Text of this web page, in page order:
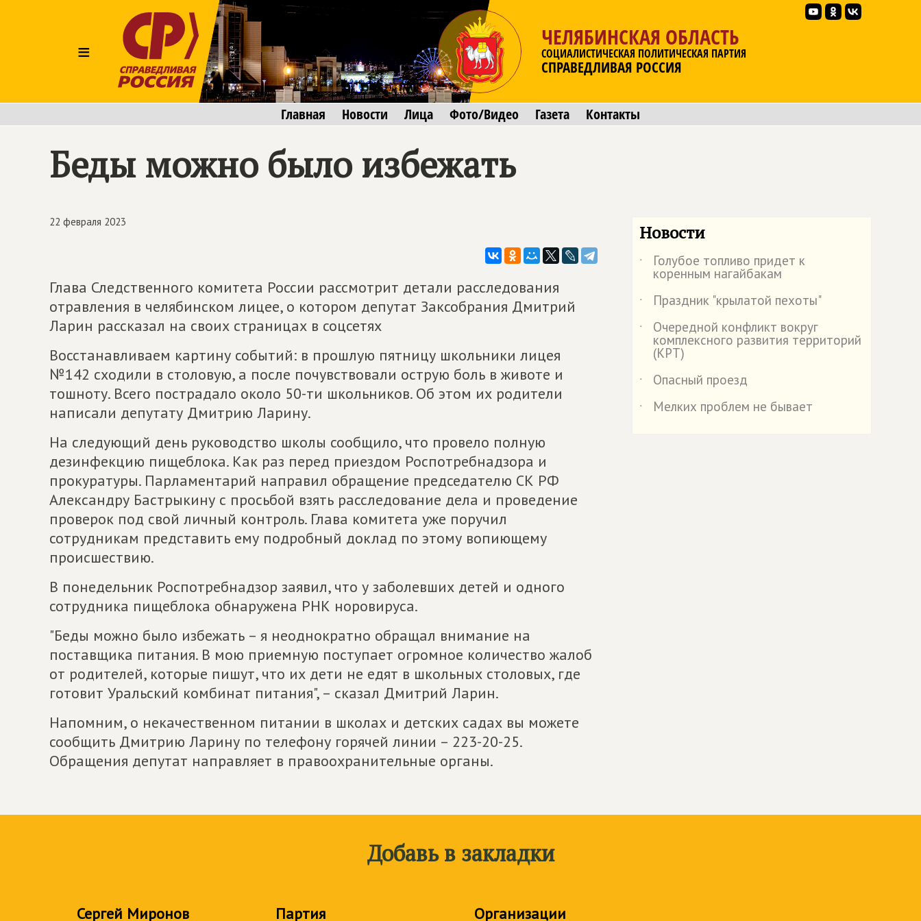
≡
ЧЕЛЯБИНСКАЯ ОБЛАСТЬ
СОЦИАЛИСТИЧЕСКАЯ ПОЛИТИЧЕСКАЯ ПАРТИЯ
СПРАВЕДЛИВАЯ РОССИЯ
Главная Новости Лица Фото/Видео Газета Контакты
Беды можно было избежать
22 февраля 2023
Глава Следственного комитета России рассмотрит детали расследования
отравления в челябинском лицее, о котором депутат Заксобрания Дмитрий
Ларин рассказал на своих страницах в соцсетях
Восстанавливаем картину событий: в прошлую пятницу школьники лицея
№142 сходили в столовую, а после почувствовали острую боль в животе и
тошноту. Всего пострадало около 50-ти школьников. Об этом их родители
написали депутату Дмитрию Ларину.
На следующий день руководство школы сообщило, что провело полную
дезинфекцию пищеблока. Как раз перед приездом Роспотребнадзора и
прокуратуры. Парламентарий направил обращение председателю СК РФ
Александру Бастрыкину с просьбой взять расследование дела и проведение
проверок под свой личный контроль. Глава комитета уже поручил
сотрудникам представить ему подробный доклад по этому вопиющему
происшествию.
В понедельник Роспотребнадзор заявил, что у заболевших детей и одного
сотрудника пищеблока обнаружена РНК норовируса.
"Беды можно было избежать – я неоднократно обращал внимание на
поставщика питания. В мою приемную поступает огромное количество жалоб
от родителей, которые пишут, что их дети не едят в школьных столовых, где
готовит Уральский комбинат питания", – сказал Дмитрий Ларин.
Напомним, о некачественном питании в школах и детских садах вы можете
сообщить Дмитрию Ларину по телефону горячей линии – 223-20-25.
Обращения депутат направляет в правоохранительные органы.
Новости
˙ Голубое топливо придет к
коренным нагайбакам
˙
Праздник "крылатой пехоты"
˙
Очередной конфликт вокруг
комплексного развития территорий
(КРТ)
˙
Опасный проезд
˙
Мелких проблем не бывает
Добавь в закладки
Сергей Миронов Партия Организации